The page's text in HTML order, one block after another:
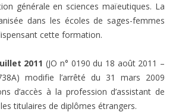
générale en sciences maïeutiques. La
dans les écoles de sages-femmes
cette formation.
2011 (JO n° 0190 du 18 août 2011 –
modifie l’arrêté du 31 mars 2009
d’accès à la profession d’assistant de
titulaires de diplômes étrangers.